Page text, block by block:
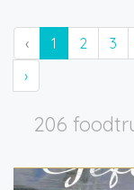
‹ 1 2 3
›
206